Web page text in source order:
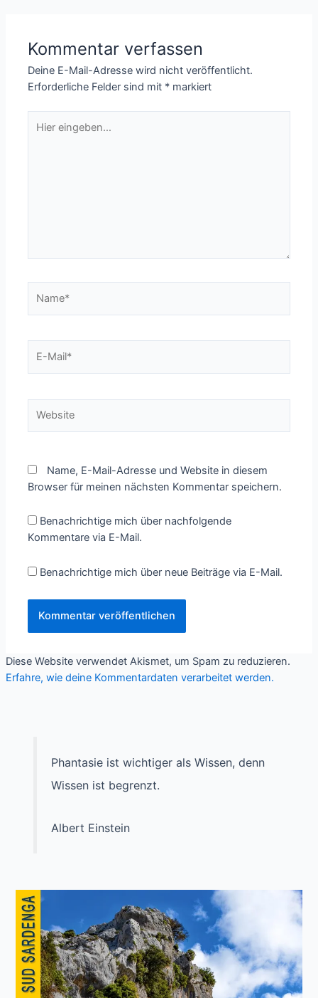
Kommentar verfassen
Deine E-Mail-Adresse wird nicht veröffentlicht.
Erforderliche Felder sind mit * markiert
eingeben…
Mail*
Name, E-Mail-Adresse und Website in diesem
Browser für meinen nächsten Kommentar speichern.
Benachrichtige mich über nachfolgende
Kommentare via E-Mail.
Benachrichtige mich über neue Beiträge via E-Mail.
Diese Website verwendet Akismet, um Spam zu reduzieren.
Erfahre, wie deine Kommentardaten verarbeitet werden.
Phantasie ist wichtiger als Wissen, denn
Wissen ist begrenzt.
Albert Einstein